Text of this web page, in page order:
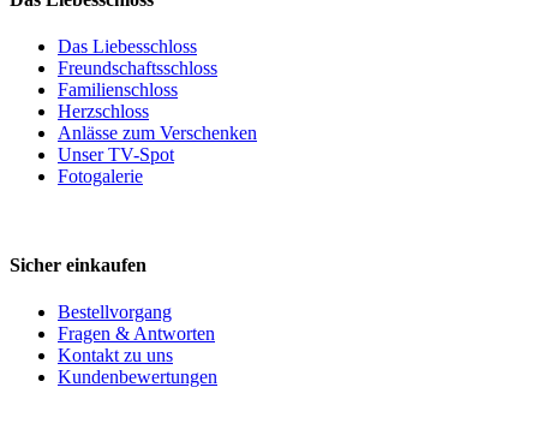
Das Liebesschloss
Freundschaftsschloss
Familienschloss
Herzschloss
Anlässe zum Verschenken
Unser TV-Spot
Fotogalerie
Sicher einkaufen
Bestellvorgang
Fragen & Antworten
Kontakt zu uns
Kundenbewertungen